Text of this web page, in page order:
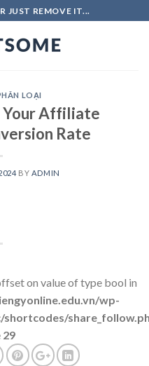
JUST REMOVE IT...
LOẠI
Your Affiliate
Rate
BY ADMIN
on value of type bool in
wp-
29